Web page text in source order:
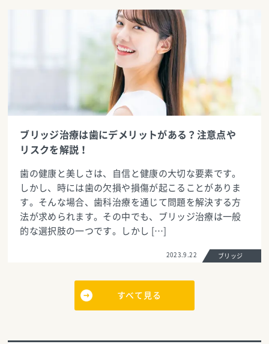
ブリッジ治療は歯にデメリットがある？注意点や
リスクを解説！
歯の健康と美しさは、自信と健康の大切な要素です。
しかし、時には歯の欠損や損傷が起こることがありま
す。そんな場合、歯科治療を通じて問題を解決する方
法が求められます。その中でも、ブリッジ治療は一般
的な選択肢の一つです。しかし […]
2023.9.22 ブリッジ
すべて見る